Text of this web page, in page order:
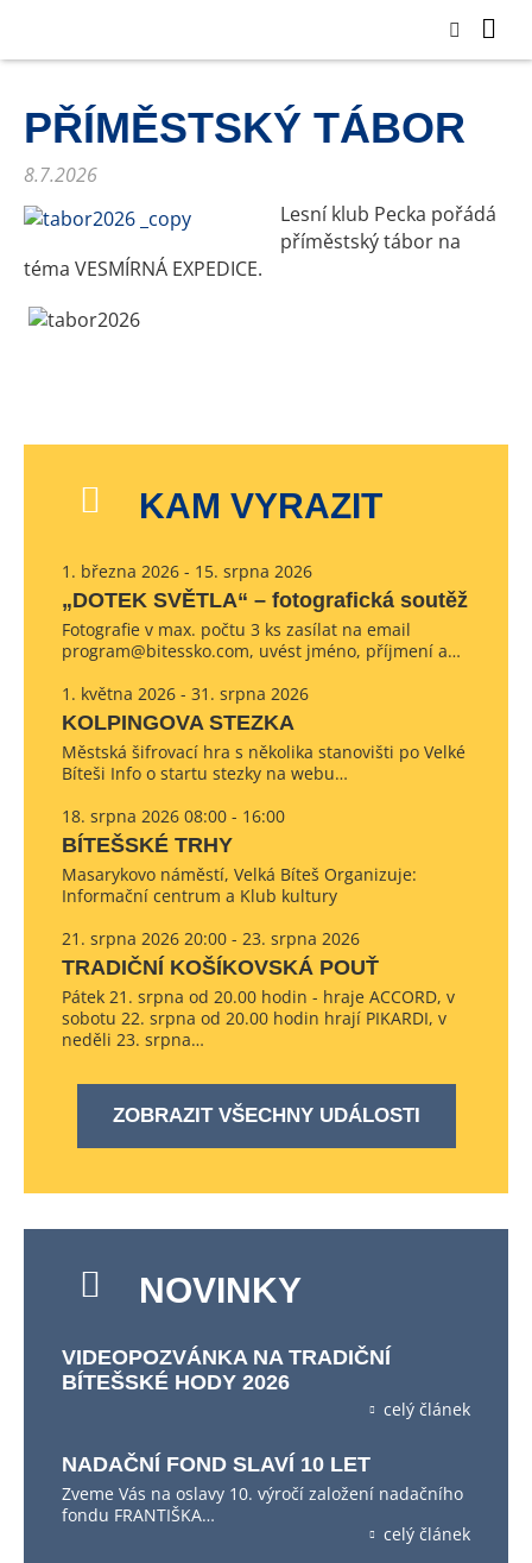
PŘÍMĚSTSKÝ TÁBOR
8.7.2026
Lesní klub Pecka pořádá
příměstský tábor na
téma VESMÍRNÁ EXPEDICE.
KAM VYRAZIT
1. března 2026 - 15. srpna 2026
„DOTEK SVĚTLA“ – fotografická soutěž
Fotografie v max. počtu 3 ks zasílat na email
program@bitessko.com, uvést jméno, příjmení a…
1. května 2026 - 31. srpna 2026
KOLPINGOVA STEZKA
Městská šifrovací hra s několika stanovišti po Velké
Bíteši Info o startu stezky na webu…
18. srpna 2026 08:00 - 16:00
BÍTEŠSKÉ TRHY
Masarykovo náměstí, Velká Bíteš Organizuje:
Informační centrum a Klub kultury
21. srpna 2026 20:00 - 23. srpna 2026
TRADIČNÍ KOŠÍKOVSKÁ POUŤ
Pátek 21. srpna od 20.00 hodin - hraje ACCORD, v
sobotu 22. srpna od 20.00 hodin hrají PIKARDI, v
neděli 23. srpna…
ZOBRAZIT VŠECHNY UDÁLOSTI
NOVINKY
VIDEOPOZVÁNKA NA TRADIČNÍ
BÍTEŠSKÉ HODY 2026
celý článek
NADAČNÍ FOND SLAVÍ 10 LET
Zveme Vás na oslavy 10. výročí založení nadačního
fondu FRANTIŠKA…
celý článek